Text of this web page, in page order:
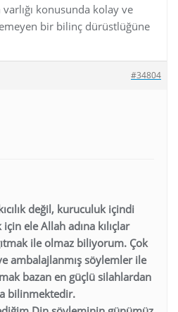
varlığı konusunda kolay ve
bir bilinç dürüstlüğüne
#34804
değil, kuruculuk içindi
için ele Allah adına kılıçlar
ile olmaz biliyorum. Çok
ambalajlanmış söylemler ile
bazan en güçlü silahlardan
bilinmektedir.